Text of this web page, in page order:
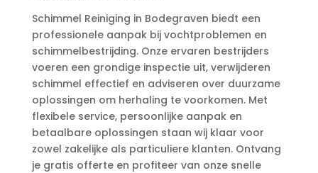
Schimmel Reiniging in Bodegraven biedt een
professionele aanpak bij vochtproblemen en
schimmelbestrijding.​ Onze ervaren bestrijders
voeren een grondige inspectie uit, verwijderen
schimmel effectief en adviseren over duurzame
oplossingen om herhaling te voorkomen.​ Met
flexibele service, persoonlijke aanpak en
betaalbare oplossingen staan wij klaar voor
zowel zakelijke als particuliere klanten.​ Ontvang
je gratis offerte en profiteer van onze snelle